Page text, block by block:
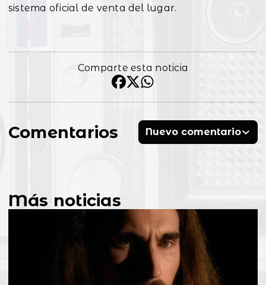
sistema oficial de venta del lugar.
Comparte esta noticia
Comentarios Nuevo comentario
Más noticias